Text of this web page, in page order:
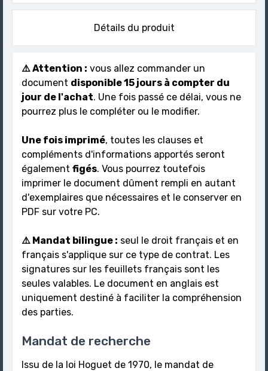
Détails du produit
⚠️ Attention : vous allez commander un
document disponible 15 jours à compter du
jour de l'achat. Une fois passé ce délai, vous ne
pourrez plus le compléter ou le modifier.
Une fois imprimé, toutes les clauses et
compléments d'informations apportés seront
également figés. Vous pourrez toutefois
imprimer le document dûment rempli en autant
d'exemplaires que nécessaires et le conserver en
PDF sur votre PC.
⚠️ Mandat bilingue : seul le droit français et en
français s'applique sur ce type de contrat. Les
signatures sur les feuillets français sont les
seules valables. Le document en anglais est
uniquement destiné à faciliter la compréhension
des parties.
Mandat de recherche
Issu de la loi Hoguet de 1970, le mandat de